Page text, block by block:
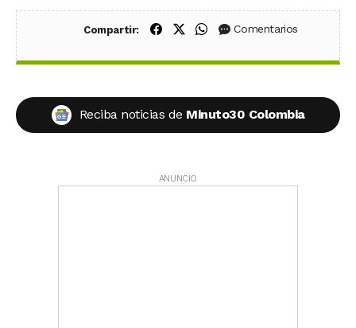
Compartir: Compartir en Facebook
Compartir en X (Twitter)
Compartir en WhatsApp
Comentarios
Reciba noticias de Minuto30 Colombia
ANUNCIO